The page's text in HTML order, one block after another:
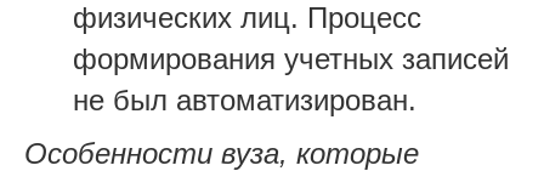
физических лиц. Процесс
формирования учетных записей
не был автоматизирован.
Особенности вуза, которые